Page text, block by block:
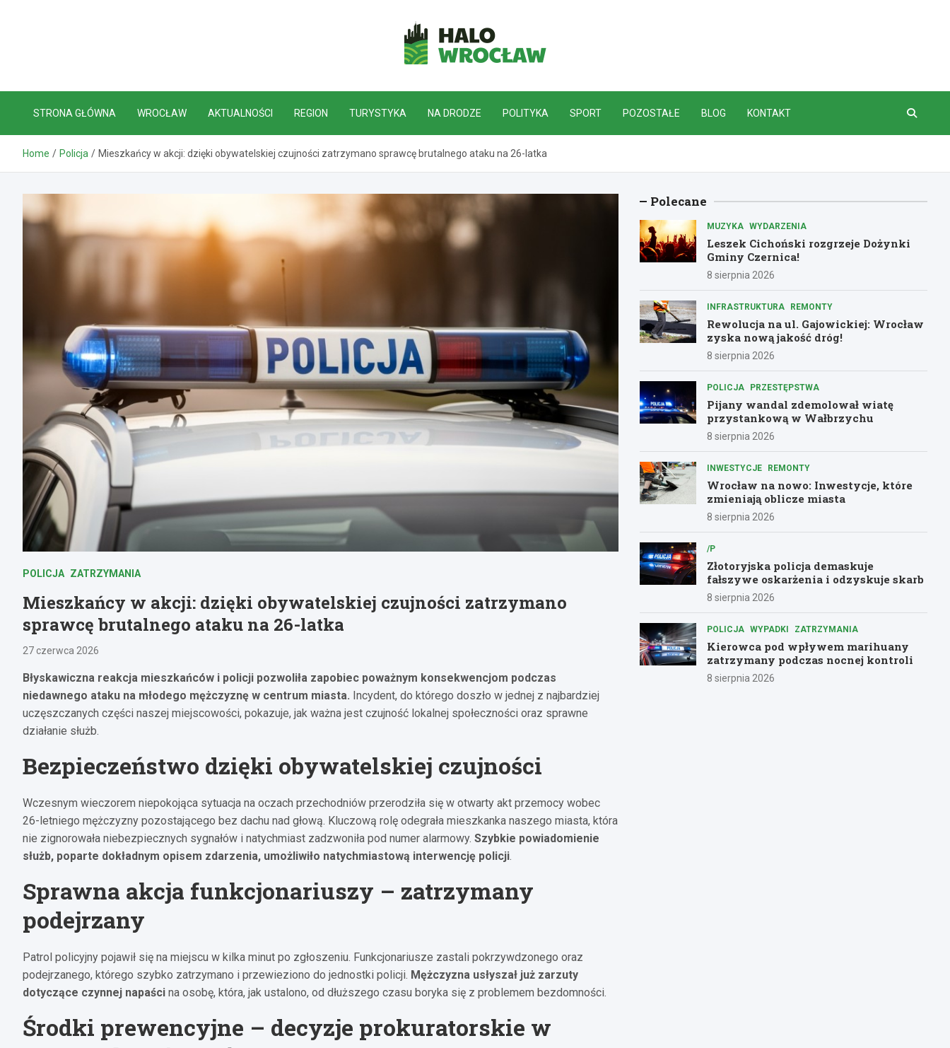
HaloWrocław.pl
STRONA GŁÓWNA WROCŁAW AKTUALNOŚCI REGION TURYSTYKA NA DRODZE POLITYKA SPORT POZOSTAŁE BLOG KONTAKT
Home Policja Mieszkańcy w akcji: dzięki obywatelskiej czujności zatrzymano sprawcę brutalnego ataku na 26-latka
POLICJA ZATRZYMANIA
Mieszkańcy w akcji: dzięki obywatelskiej czujności zatrzymano
sprawcę brutalnego ataku na 26-latka
27 czerwca 2026
Błyskawiczna reakcja mieszkańców i policji pozwoliła zapobiec poważnym konsekwencjom podczas
niedawnego ataku na młodego mężczyznę w centrum miasta. Incydent, do którego doszło w jednej z najbardziej
uczęszczanych części naszej miejscowości, pokazuje, jak ważna jest czujność lokalnej społeczności oraz sprawne
działanie służb.
Bezpieczeństwo dzięki obywatelskiej czujności
Wczesnym wieczorem niepokojąca sytuacja na oczach przechodniów przerodziła się w otwarty akt przemocy wobec
26-letniego mężczyzny pozostającego bez dachu nad głową. Kluczową rolę odegrała mieszkanka naszego miasta, która
nie zignorowała niebezpiecznych sygnałów i natychmiast zadzwoniła pod numer alarmowy. Szybkie powiadomienie
służb, poparte dokładnym opisem zdarzenia, umożliwiło natychmiastową interwencję policji.
Sprawna akcja funkcjonariuszy – zatrzymany
podejrzany
Patrol policyjny pojawił się na miejscu w kilka minut po zgłoszeniu. Funkcjonariusze zastali pokrzywdzonego oraz
podejrzanego, którego szybko zatrzymano i przewieziono do jednostki policji. Mężczyzna usłyszał już zarzuty
dotyczące czynnej napaści na osobę, która, jak ustalono, od dłuższego czasu boryka się z problemem bezdomności.
Środki prewencyjne – decyzje prokuratorskie w
Polecane
MUZYKA WYDARZENIA
Leszek Cichoński rozgrzeje Dożynki
Gminy Czernica!
8 sierpnia 2026
INFRASTRUKTURA REMONTY
Rewolucja na ul. Gajowickiej: Wrocław
zyska nową jakość dróg!
8 sierpnia 2026
POLICJA PRZESTĘPSTWA
Pijany wandal zdemolował wiatę
przystankową w Wałbrzychu
8 sierpnia 2026
INWESTYCJE REMONTY
Wrocław na nowo: Inwestycje, które
zmieniają oblicze miasta
8 sierpnia 2026
/P
Złotoryjska policja demaskuje
fałszywe oskarżenia i odzyskuje skarb
8 sierpnia 2026
POLICJA WYPADKI ZATRZYMANIA
Kierowca pod wpływem marihuany
zatrzymany podczas nocnej kontroli
8 sierpnia 2026